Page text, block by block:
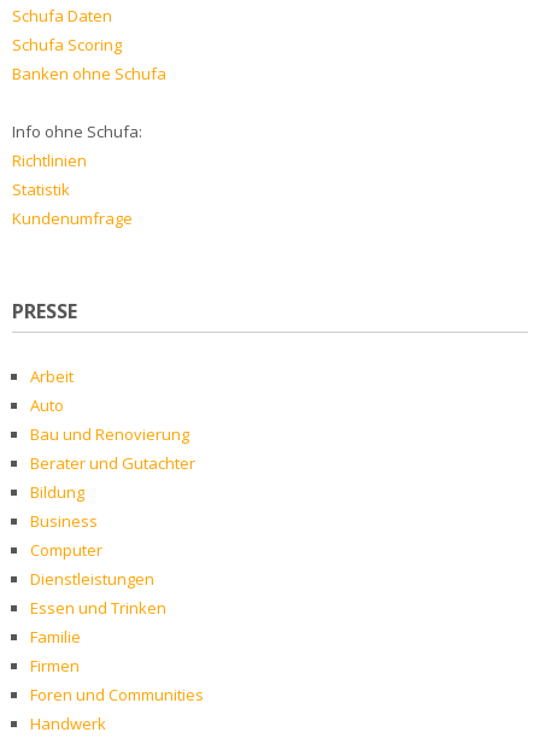
Schufa Daten
Schufa Scoring
Banken ohne Schufa
Info ohne Schufa:
Richtlinien
Statistik
Kundenumfrage
PRESSE
Arbeit
Auto
Bau und Renovierung
Berater und Gutachter
Bildung
Business
Computer
Dienstleistungen
Essen und Trinken
Familie
Firmen
Foren und Communities
Handwerk